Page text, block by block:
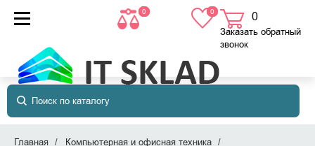
0 0 0
в корзине
Заказать обратный
звонок
Главная
Компьютерная и офисная техника